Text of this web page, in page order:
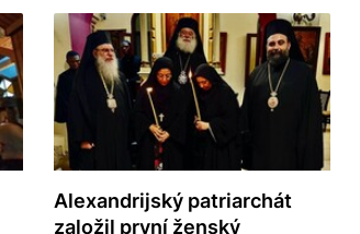
Alexandrijský patriarchát
založil první ženský